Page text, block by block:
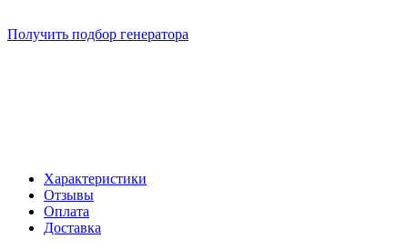
Получить подбор генератора
Характеристики
Отзывы
Оплата
Доставка